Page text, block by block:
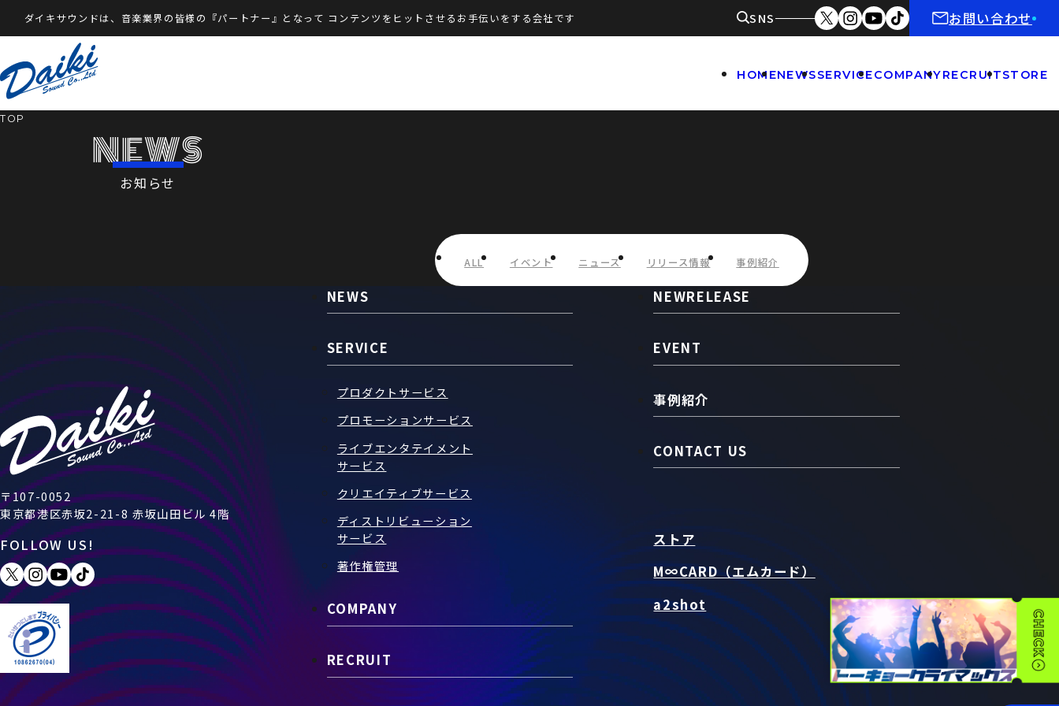
ダイキサウンドは、音楽業界の皆様の『パートナー』となって コンテンツをヒットさせるお手伝いをする会社です SNS お問い合わせ
HOMENEWSSERVICECOMPANYRECRUITSTORE
TOP
NEWS
お知らせ
ALL イベント ニュース リリース情報 事例紹介
〒107-0052
東京都港区赤坂2-21-8 赤坂山田ビル 4階
FOLLOW US!
NEWS
SERVICE
プロダクトサービス
プロモーションサービス
ライブエンタテイメント
サービス
クリエイティブサービス
ディストリビューション
サービス
著作権管理
COMPANY
RECRUIT
NEWRELEASE
EVENT
事例紹介
CONTACT US
ストア
M∞CARD（エムカード）
a2shot